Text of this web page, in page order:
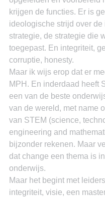
krijgen de functies. Er is
ideologische strijd over de
strategie, de strategie die
toegepast. En integriteit,
corruptie, honesty.
Maar ik wijs erop dat er
MPH. En inderdaad heeft
een van de beste
van de wereld, met name
van STEM (science,
engineering and
bijzonder rekenen. Maar
dat change een thema is
onderwijs.
Maar het begint met
integriteit, visie, een